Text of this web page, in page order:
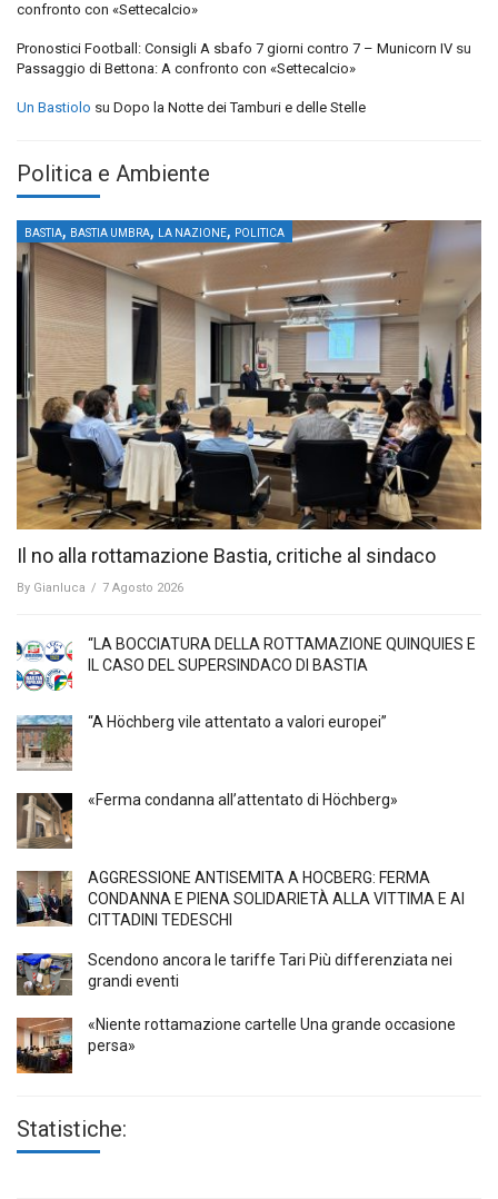
confronto con «Settecalcio»
Pronostici Football: Consigli A sbafo 7 giorni contro 7 – Municorn IV su
Passaggio di Bettona: A confronto con «Settecalcio»
Un Bastiolo su Dopo la Notte dei Tamburi e delle Stelle
Politica e Ambiente
BASTIA, BASTIA UMBRA, LA NAZIONE, POLITICA
Il no alla rottamazione Bastia, critiche al sindaco
By Gianluca / 7 Agosto 2026
“LA BOCCIATURA DELLA ROTTAMAZIONE QUINQUIES E
IL CASO DEL SUPERSINDACO DI BASTIA
“A Höchberg vile attentato a valori europei”
«Ferma condanna all’attentato di Höchberg»
AGGRESSIONE ANTISEMITA A HÖCBERG: FERMA
CONDANNA E PIENA SOLIDARIETÀ ALLA VITTIMA E AI
CITTADINI TEDESCHI
Scendono ancora le tariffe Tari Più differenziata nei
grandi eventi
«Niente rottamazione cartelle Una grande occasione
persa»
Statistiche: